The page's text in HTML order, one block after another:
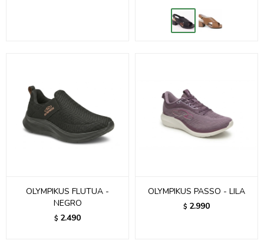
OLYMPIKUS FLUTUA -
NEGRO
$ 2.490
OLYMPIKUS PASSO - LILA
$ 2.990